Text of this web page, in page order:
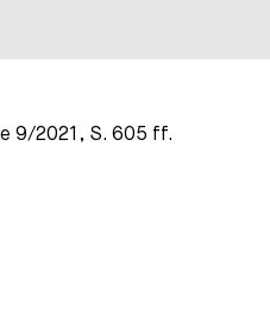
9/2021, S. 605 ff.